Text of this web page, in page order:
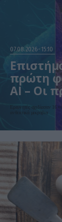
07.08.2026 15:10
πρώτη
AI – Οι
Ερευνητές σχεδίασαν 16
ανθεκτικά μικρόβια